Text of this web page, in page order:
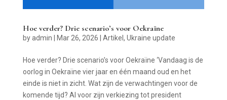
Hoe verder? Drie scenario’s voor Oekraïne
byadmin Mar 26, 2026 Artikel , Ukraine update
Hoe verder? Drie scenario’s voor Oekraïne ‘Vandaag is de
oorlog in Oekraïne vier jaar en één maand oud en het
einde is niet in zicht. Wat zijn de verwachtingen voor de
komende tijd? Al voor zijn verkiezing tot president